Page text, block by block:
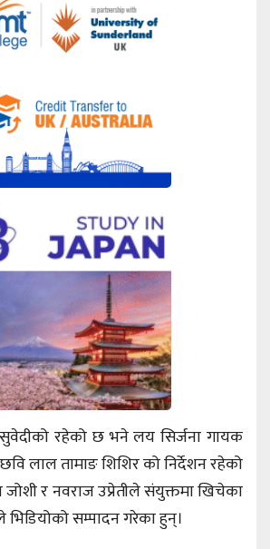
रहेको छ भने लय सिर्जना गायक
लाल तामाङ शिशिर को निर्देशन रहेको
जोशी र नवराज उप्रेतीले संयुक्तमा खिचेका
सम्पादन गरेका हुन्।